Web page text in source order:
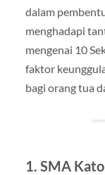
dalam
menghadapi
mengenai 10
faktor
bagi orang tua
1. SMA